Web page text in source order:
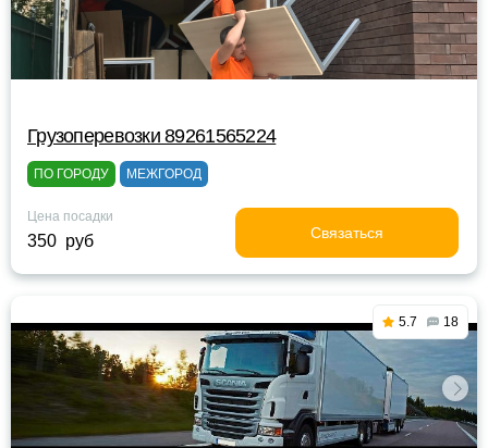
Грузоперевозки 89261565224
ПО ГОРОДУ МЕЖГОРОД
Цена посадки
350 руб Связаться
5.7 18